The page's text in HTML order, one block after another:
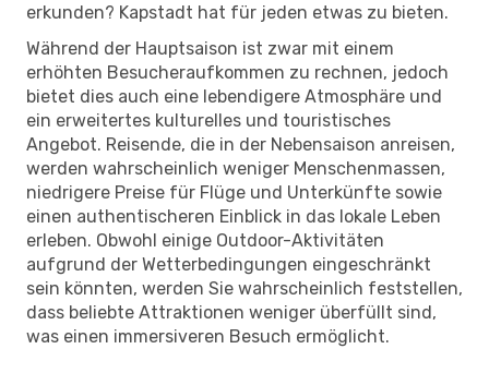
erkunden? Kapstadt hat für jeden etwas zu bieten.
Während der Hauptsaison ist zwar mit einem
erhöhten Besucheraufkommen zu rechnen, jedoch
bietet dies auch eine lebendigere Atmosphäre und
ein erweitertes kulturelles und touristisches
Angebot. Reisende, die in der Nebensaison anreisen,
werden wahrscheinlich weniger Menschenmassen,
niedrigere Preise für Flüge und Unterkünfte sowie
einen authentischeren Einblick in das lokale Leben
erleben. Obwohl einige Outdoor-Aktivitäten
aufgrund der Wetterbedingungen eingeschränkt
sein könnten, werden Sie wahrscheinlich feststellen,
dass beliebte Attraktionen weniger überfüllt sind,
was einen immersiveren Besuch ermöglicht.